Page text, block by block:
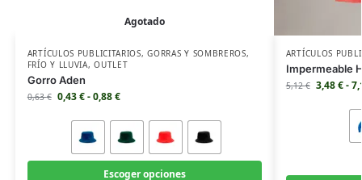
Agotado
ARTÍCULOS PUBLICITARIOS,GORRAS Y SOMBREROS,
FRÍO Y LLUVIA,OUTLET
Gorro Aden
0,63€ 0,43€-0,88€
Escoger opciones
ARTÍCULOS
Impermeable
5,12€ 3,48€-